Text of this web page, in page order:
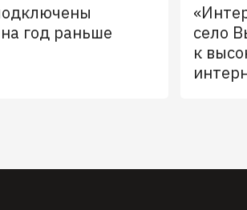
год раньше
село
к